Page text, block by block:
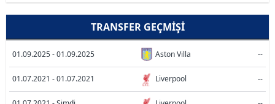
TRANSFER GEÇMIŞI
01.09.2025 - 01.09.2025 Aston Villa --
01.07.2021 - 01.07.2021 Liverpool --